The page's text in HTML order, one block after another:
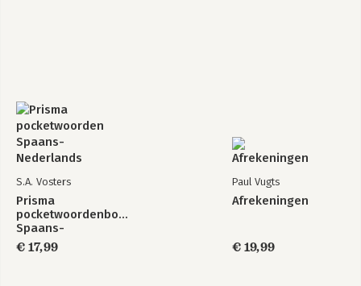
S.A. Vosters
Prisma
pocketwoordenboek
Spaans-
Nederlands
€ 17,99
Paul Vugts
Afrekeningen
€ 19,99